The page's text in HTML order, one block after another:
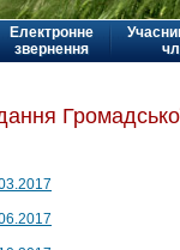
Електронне
звернення